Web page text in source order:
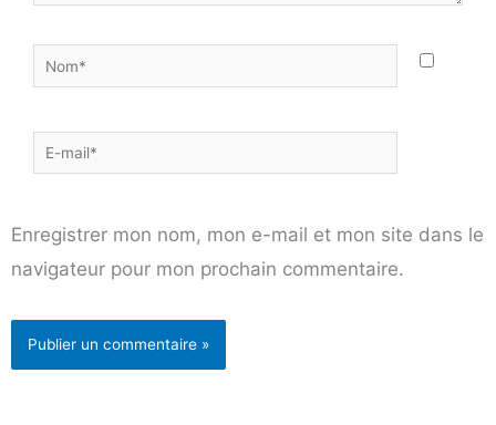
Nom*
E-
mail*
Enregistrer mon nom, mon e-mail et mon site dans le
navigateur pour mon prochain commentaire.